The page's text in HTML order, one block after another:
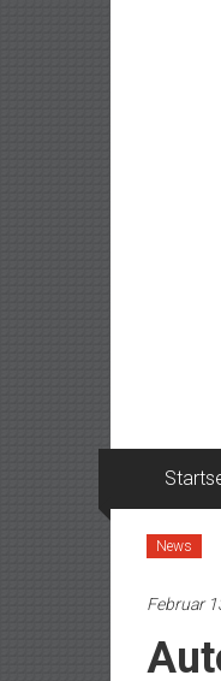
News
Februar